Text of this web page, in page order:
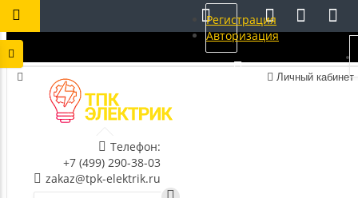
Личный кабинет
Телефон:
+7 (499) 290-38-03
zakaz@tpk-elektrik.ru
Регистрация
Авторизация